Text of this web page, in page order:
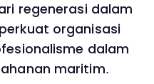
regenerasi dalam
organisasi
dalam
maritim.